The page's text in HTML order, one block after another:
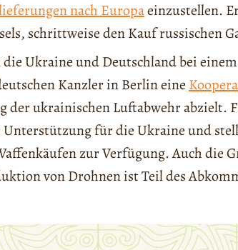
nach Europaeinzustellen.
schrittweise den Kauf russischen
Ukraine und Deutschland bei
Kanzler in Berlin eine
der ukrainischen Luftabwehr abzielt.
Unterstützung für die Ukraine und
zur Verfügung. Auch die
von Drohnen ist Teil des